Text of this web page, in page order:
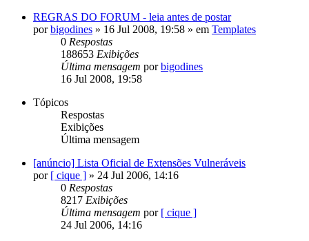
REGRAS DO FORUM - leia antes de postar
porbigodines » 16 Jul 2008, 19:58 » em Templates
0 Respostas
188653 Exibições
Última mensagem porbigodines
16 Jul 2008, 19:58
Tópicos
Respostas
Exibições
Última mensagem
[anúncio] Lista Oficial de Extensões Vulneráveis
por [ cique ] » 24 Jul 2006, 14:16
0 Respostas
8217 Exibições
Última mensagem por [ cique ]
24 Jul 2006, 14:16